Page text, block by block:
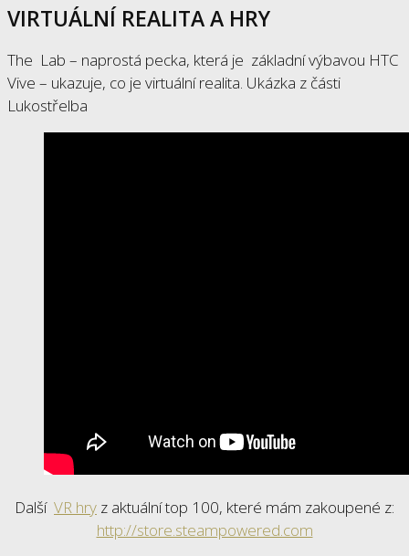
VIRTUÁLNÍ REALITA A HRY
The Lab – naprostá pecka, která je základní výbavou HTC
Vive – ukazuje, co je virtuální realita. Ukázka z části
Lukostřelba
Další VR hry z aktuální top 100, které mám zakoupené z:
http://store.steampowered.com